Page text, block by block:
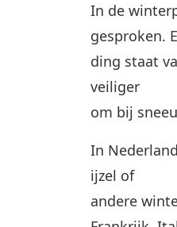
In de
gesproken.
ding staat
veiliger
om bij
In
ijzel of
andere